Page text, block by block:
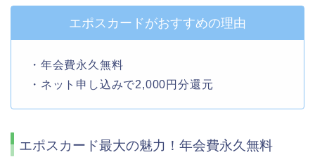
エポスカードがおすすめの理由
・年会費永久無料
・ネット申し込みで2,000円分還元
エポスカード最大の魅力！年会費永久無料